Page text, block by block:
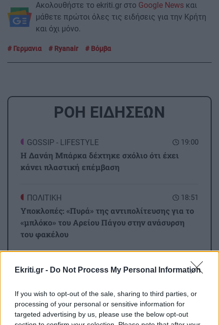
Ekriti.gr - Do Not Process My Personal Information
If you wish to opt-out of the sale, sharing to third parties, or
processing of your personal or sensitive information for
targeted advertising by us, please use the below opt-out
Ακολουθήστε το ekriti.gr στο Google News και
μάθετε πρώτοι όλες τις ειδήσεις για την Κρήτη
και όχι μόνο.
Γερμανια Ryanair Βόμβα
ΡΟΗ ΕΙΔΗΣΕΩΝ
19:00
GOSSIP - LIFESTYLE
Η Δανάη Μπάρκα δέχτηκε σχόλιο ότι έχει
κάνει πλαστική επέμβαση
18:51
ΠΟΛΙΤΙΚΗ
Υποκλοπές: «Πυρά» της αντιπολίτευσης για το
«μπλόκο» του Αρείου Πάγου στην ανάσυρση
του φακέλου
18:42
ΕΛΛΑΔΑ
Ραγίζει καρδιές ο σύζυγος και πατέρας των
θυμάτων του τροχαίου (Βίντεο)
Όλες οι ειδήσεις